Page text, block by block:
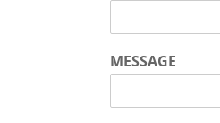
MESSAGE